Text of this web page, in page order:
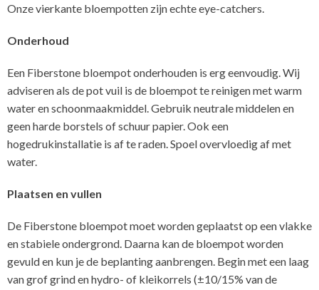
Onze vierkante bloempotten zijn echte eye-catchers.
Onderhoud
Een Fiberstone bloempot onderhouden is erg eenvoudig. Wij
adviseren als de pot vuil is de bloempot te reinigen met warm
water en schoonmaakmiddel. Gebruik neutrale middelen en
geen harde borstels of schuur papier. Ook een
hogedrukinstallatie is af te raden. Spoel overvloedig af met
water.
Plaatsen en vullen
De Fiberstone bloempot moet worden geplaatst op een vlakke
en stabiele ondergrond. Daarna kan de bloempot worden
gevuld en kun je de beplanting aanbrengen. Begin met een laag
van grof grind en hydro- of kleikorrels (±10/15% van de